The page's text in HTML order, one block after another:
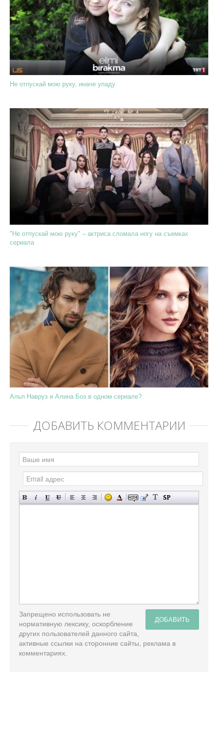
Не отпускай мою руку, иначе упаду
"Не отпускай мою руку" – актриса сломала ногу на съемках
сериала
Альп Навруз и Алина Боз в одном сериале?
ДОБАВИТЬ КОММЕНТАРИЙ
ДОБАВИТЬ
Запрещено использовать не
нормативную лексику, оскорбление
других пользователей данного сайта,
активные ссылки на сторонние сайты, реклама в
комментариях.